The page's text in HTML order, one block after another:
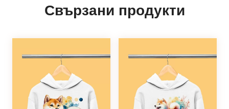
Свързани продукти